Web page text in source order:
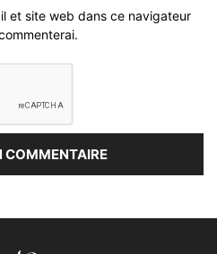
et site web dans ce navigateur